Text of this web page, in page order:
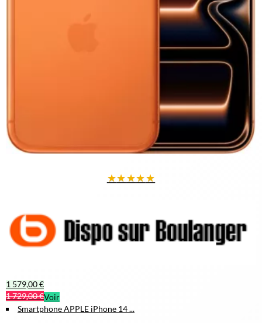
★★★★★
1 579,00 €
1 729,00 €Voir
Smartphone APPLE iPhone 14 ...